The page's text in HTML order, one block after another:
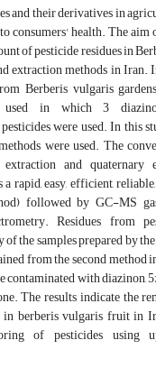
and their derivatives in
consumers' health. The
of pesticide residues in
extraction methods in Iran.
Berberis vulgaris
used in which 3
were used. In this
were used. The
and quaternary
rapid, easy, efficient,
followed by GC-MS
Residues from
of the samples prepared by
from the second method
contaminated with diazinon,
The results indicate the
in berberis vulgaris fruit in
of pesticides using